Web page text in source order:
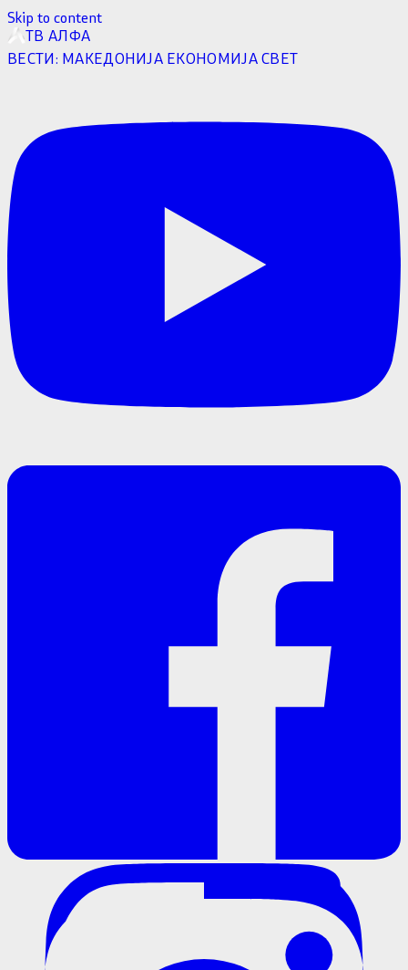
Skip to content
ТВ АЛФА
ВЕСТИ: МАКЕДОНИЈА ЕКОНОМИЈАСВЕТ